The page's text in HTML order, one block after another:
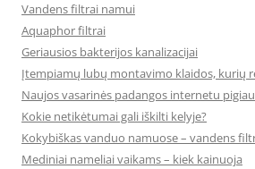
Vandens filtrai namui
Aquaphor filtrai
Geriausios bakterijos kanalizacijai
Įtempiamų lubų montavimo klaidos, kurių
Naujos vasarinės padangos internetu pigiau
Kokie netikėtumai gali iškilti kelyje?
Kokybiškas vanduo namuose – vandens
Mediniai nameliai vaikams – kiek kainuoja